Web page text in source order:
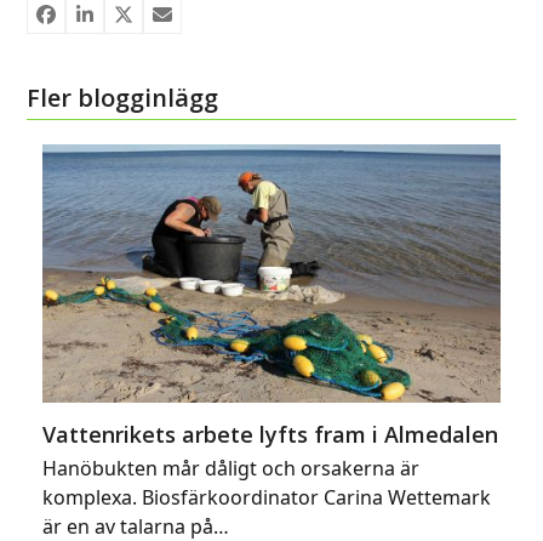
Fler blogginlägg
Vattenrikets arbete lyfts fram i Almedalen
Hanöbukten mår dåligt och orsakerna är
komplexa. Biosfärkoordinator Carina Wettemark
är en av talarna på…